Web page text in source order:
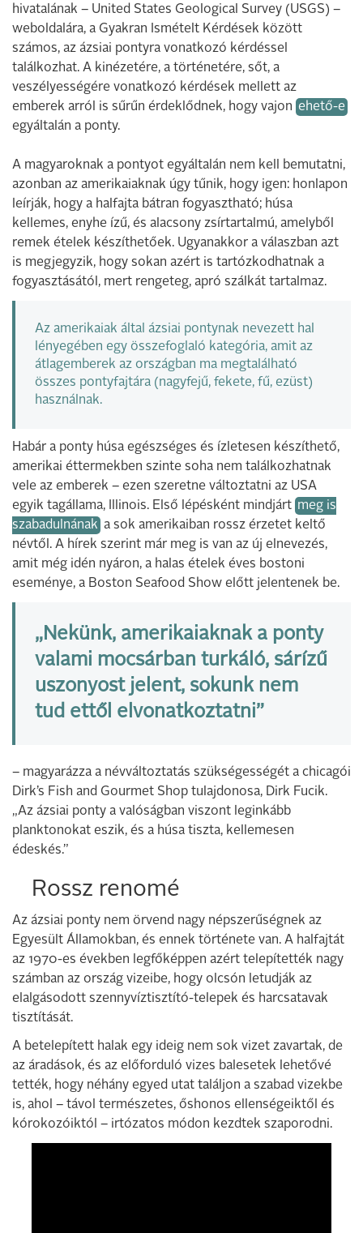
hivatalának – United States Geological Survey (USGS) –
weboldalára, a Gyakran Ismételt Kérdések között
számos, az ázsiai pontyra vonatkozó kérdéssel
találkozhat. A kinézetére, a történetére, sőt, a
veszélyességére vonatkozó kérdések mellett az
emberek arról is sűrűn érdeklődnek, hogy vajon ehető-e
egyáltalán a ponty.
A magyaroknak a pontyot egyáltalán nem kell bemutatni,
azonban az amerikaiaknak úgy tűnik, hogy igen: honlapon
leírják, hogy a halfajta bátran fogyasztható; húsa
kellemes, enyhe ízű, és alacsony zsírtartalmú, amelyből
remek ételek készíthetőek. Ugyanakkor a válaszban azt
is megjegyzik, hogy sokan azért is tartózkodhatnak a
fogyasztásától, mert rengeteg, apró szálkát tartalmaz.
Az amerikaiak által ázsiai pontynak nevezett hal
lényegében egy összefoglaló kategória, amit az
átlagemberek az országban ma megtalálható
összes pontyfajtára (nagyfejű, fekete, fű, ezüst)
használnak.
Habár a ponty húsa egészséges és ízletesen készíthető,
amerikai éttermekben szinte soha nem találkozhatnak
vele az emberek – ezen szeretne változtatni az USA
egyik tagállama, Illinois. Első lépésként mindjárt meg is
szabadulnának a sok amerikaiban rossz érzetet keltő
névtől. A hírek szerint már meg is van az új elnevezés,
amit még idén nyáron, a halas ételek éves bostoni
eseménye, a Boston Seafood Show előtt jelentenek be.
„Nekünk, amerikaiaknak a ponty
valami mocsárban turkáló, sárízű
uszonyost jelent, sokunk nem
tud ettől elvonatkoztatni”
– magyarázza a névváltoztatás szükségességét a chicagói
Dirk’s Fish and Gourmet Shop tulajdonosa, Dirk Fucik.
„Az ázsiai ponty a valóságban viszont leginkább
planktonokat eszik, és a húsa tiszta, kellemesen
édeskés.”
Rossz renomé
Az ázsiai ponty nem örvend nagy népszerűségnek az
Egyesült Államokban, és ennek története van. A halfajtát
az 1970-es években legfőképpen azért telepítették nagy
számban az ország vizeibe, hogy olcsón letudják az
elalgásodott szennyvíztisztító-telepek és harcsatavak
tisztítását.
A betelepített halak egy ideig nem sok vizet zavartak, de
az áradások, és az előforduló vizes balesetek lehetővé
tették, hogy néhány egyed utat találjon a szabad vizekbe
is, ahol – távol természetes, őshonos ellenségeiktől és
kórokozóiktól – irtózatos módon kezdtek szaporodni.